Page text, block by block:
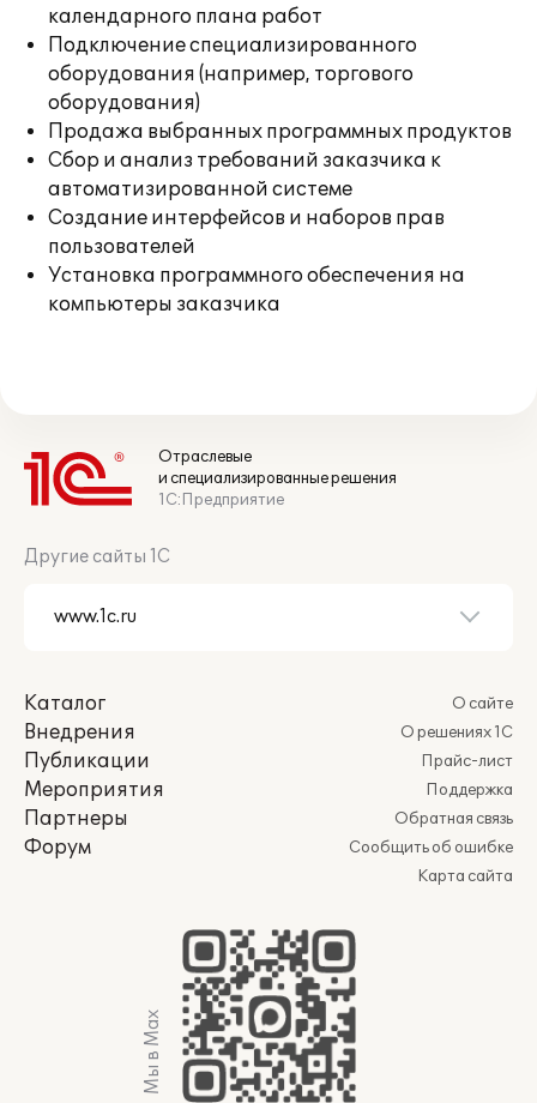
календарного плана работ
Подключение специализированного
оборудования (например, торгового
оборудования)
Продажа выбранных программных продуктов
Сбор и анализ требований заказчика к
автоматизированной системе
Создание интерфейсов и наборов прав
пользователей
Установка программного обеспечения на
компьютеры заказчика
Отраслевые
и специализированные решения
1С:Предприятие
Другие сайты 1С
Каталог
Внедрения
Публикации
Мероприятия
Партнеры
Форум
О сайте
О решениях 1С
Прайс-лист
Поддержка
Обратная связь
Сообщить об ошибке
Карта сайта
Мы в Max